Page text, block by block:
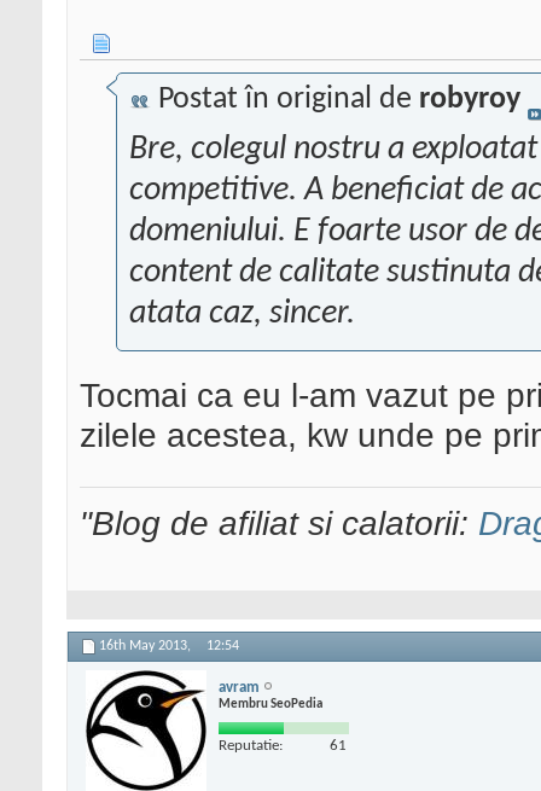
Postat în original de robyroy
Bre, colegul nostru a
competitive. A beneficiat de
domeniului. E foarte usor de
content de calitate sustinuta
atata caz, sincer.
Tocmai ca eu l-am vazut pe
zilele acestea, kw unde pe
"Blog de afiliat si calatorii:
16th May 2013, 12:54
avram
Membru SeoPedia
Reputatie: 61